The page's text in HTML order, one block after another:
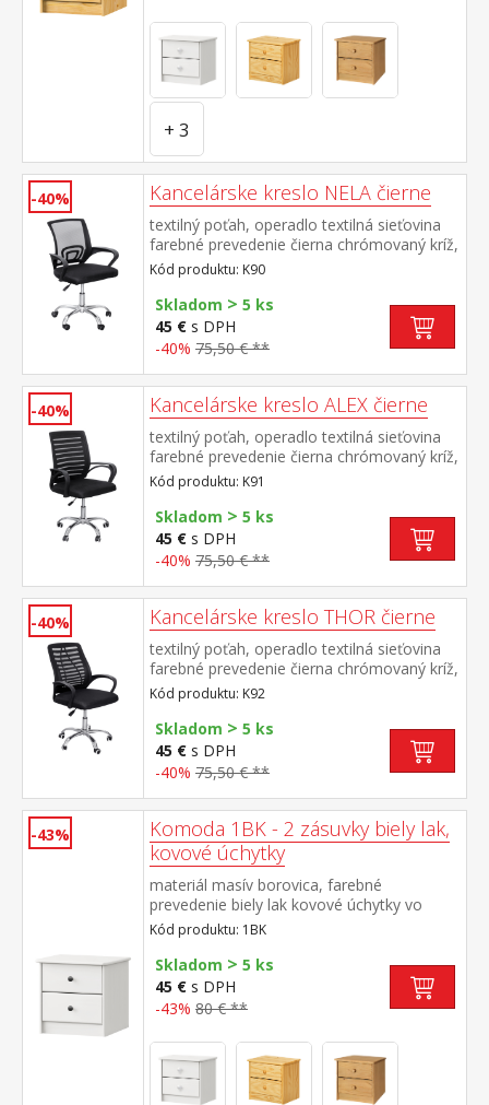
+ 3
-40% Kancelárske kreslo NELA čierne
textilný poťah, operadlo textilná sieťovina
farebné prevedenie čierna chrómovaný kríž,
plastové podrúčky výška sedu 41-51 cm
Kód produktu: K90
Skladom > 5 ks
45 € s DPH
-40% 75,50 € **
-40% Kancelárske kreslo ALEX čierne
textilný poťah, operadlo textilná sieťovina
farebné prevedenie čierna chrómovaný kríž,
plastové podrúčky výška sedu 41-51 cm
Kód produktu: K91
Skladom > 5 ks
45 € s DPH
-40% 75,50 € **
-40% Kancelárske kreslo THOR čierne
textilný poťah, operadlo textilná sieťovina
farebné prevedenie čierna chrómovaný kríž,
plastové podrúčky výška sedu 41-51 cm
Kód produktu: K92
Skladom > 5 ks
45 € s DPH
-40% 75,50 € **
-43%
Komoda 1BK - 2 zásuvky biely lak,
kovové úchytky
materiál masív borovica, farebné
prevedenie biely lak kovové úchytky vo
farebnom prevedení černená mosadz 2
zásuvky s kovovými pojazdmi, hĺbka
zásuvky 27,5 cm
Kód produktu: 1BK
Skladom > 5 ks
45 € s DPH
-43% 80 € **